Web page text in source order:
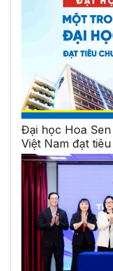
Đại học Hoa
Việt Nam đạt